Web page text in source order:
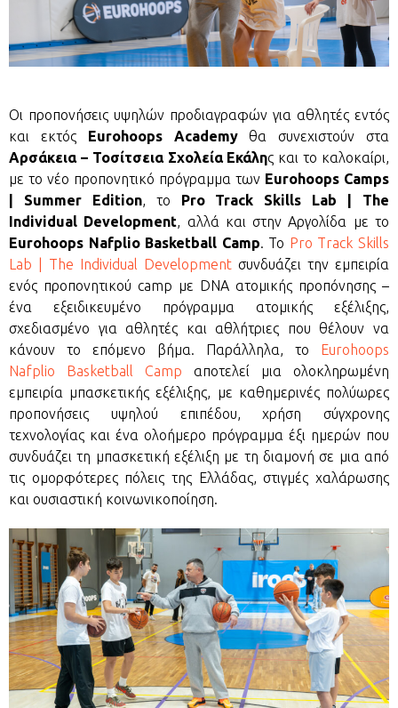
Οι προπονήσεις υψηλών προδιαγραφών για αθλητές εντός
και εκτός Eurohoops Academyθα συνεχιστούν στα
Αρσάκεια – Τοσίτσεια Σχολεία Εκάλης και το καλοκαίρι,
με το νέο προπονητικό πρόγραμμα των Eurohoops Camps
| Summer Edition, το Pro Track Skills Lab | The
Individual Development, αλλά και στην Αργολίδα με το
Eurohoops Nafplio Basketball Camp. Το Pro Track Skills
Lab | The Individual Development συνδυάζει την εμπειρία
ενός προπονητικού camp με DNA ατομικής προπόνησης –
ένα εξειδικευμένο πρόγραμμα ατομικής εξέλιξης,
σχεδιασμένο για αθλητές και αθλήτριες που θέλουν να
κάνουν το επόμενο βήμα. Παράλληλα, το Eurohoops
Nafplio Basketball Camp αποτελεί μια ολοκληρωμένη
εμπειρία μπασκετικής εξέλιξης, με καθημερινές πολύωρες
προπονήσεις υψηλού επιπέδου, χρήση σύγχρονης
τεχνολογίας και ένα ολοήμερο πρόγραμμα έξι ημερών που
συνδυάζει τη μπασκετική εξέλιξη με τη διαμονή σε μια από
τις ομορφότερες πόλεις της Ελλάδας, στιγμές χαλάρωσης
και ουσιαστική κοινωνικοποίηση.